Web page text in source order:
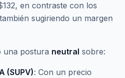
en contraste con los
sugiriendo un margen
una postura neutral sobre:
(SUPV): Con un precio